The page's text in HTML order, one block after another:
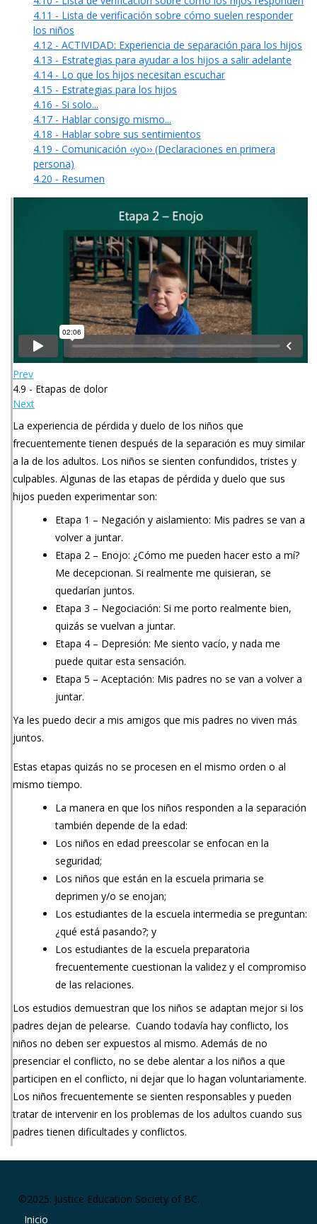
4.11 - Lista de verificación sobre cómo suelen responder
los niños
4.12 - ACTIVIDAD: Experiencia de separación para los hijos
4.13 - Estrategias para ayudar a los hijos a salir adelante
4.14 - Lo que los hijos necesitan escuchar
4.15 - Estrategias para los hijos
4.16 - Si solo...
4.17 - Hablar consigo mismo...
4.18 - Hablar sobre sus sentimientos
4.19 - Comunicación ‹‹yo›› (Declaraciones en primera
persona)
4.20 - Resumen
Prev
4.9 - Etapas de dolor
Next
La experiencia de pérdida y duelo de los niños que
frecuentemente tienen después de la separación es muy similar
a la de los adultos. Los niños se sienten confundidos, tristes y
culpables. Algunas de las etapas de pérdida y duelo que sus
hijos pueden experimentar son:
Etapa 1 – Negación y aislamiento: Mis padres se van a
volver a juntar.
Etapa 2 – Enojo: ¿Cómo me pueden hacer esto a mí?
Me decepcionan. Si realmente me quisieran, se
quedarían juntos.
Etapa 3 – Negociación: Si me porto realmente bien,
quizás se vuelvan a juntar.
Etapa 4 – Depresión: Me siento vacío, y nada me
puede quitar esta sensación.
Etapa 5 – Aceptación: Mis padres no se van a volver a
juntar.
Ya les puedo decir a mis amigos que mis padres no viven más
juntos.
Estas etapas quizás no se procesen en el mismo orden o al
mismo tiempo.
La manera en que los niños responden a la separación
también depende de la edad:
Los niños en edad preescolar se enfocan en la
seguridad;
Los niños que están en la escuela primaria se
deprimen y/o se enojan;
Los estudiantes de la escuela intermedia se preguntan:
¿qué está pasando?; y
Los estudiantes de la escuela preparatoria
frecuentemente cuestionan la validez y el compromiso
de las relaciones.
Los estudios demuestran que los niños se adaptan mejor si los
padres dejan de pelearse. Cuando todavía hay conflicto, los
niños no deben ser expuestos al mismo. Además de no
presenciar el conflicto, no se debe alentar a los niños a que
participen en el conflicto, ni dejar que lo hagan voluntariamente.
Los niños frecuentemente se sienten responsables y pueden
tratar de intervenir en los problemas de los adultos cuando sus
padres tienen dificultades y conflictos.
©2025: Justice Education Society of BC.
Footer right menu
Inicio